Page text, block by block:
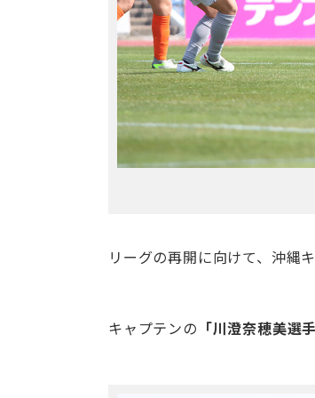
リーグの再開に向けて、沖縄
キャプテンの 「川澄奈穂美選手